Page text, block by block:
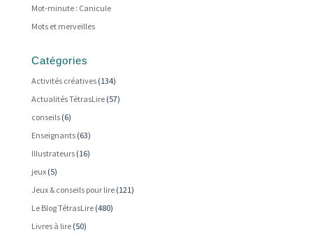
Mot-minute : Canicule
Mots et merveilles
Catégories
Activités créatives(134)
Actualités TétrasLire(57)
conseils(6)
Enseignants(63)
Illustrateurs(16)
jeux(5)
Jeux & conseils pour lire(121)
Le Blog TétrasLire(480)
Livres à lire(50)